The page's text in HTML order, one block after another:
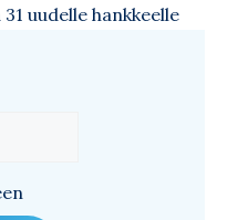
uudelle hankkeelle